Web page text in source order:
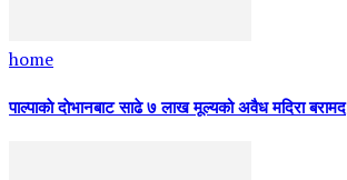
home
पाल्पाकाे दाेभानबाट साढे ७ लाख मूल्यको अवैध मदिरा बरामद